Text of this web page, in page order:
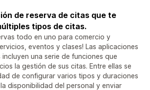
de reserva de citas que te
tipos de citas.
todo en uno para comercio y
eventos y clases! Las aplicaciones
una serie de funciones que
la gestión de sus citas. Entre ellas se
de configurar varios tipos y duraciones
disponibilidad del personal y enviar